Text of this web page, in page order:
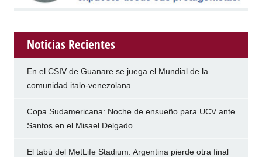
Noticias Recientes
En el CSIV de Guanare se juega el Mundial de la
comunidad italo-venezolana
Copa Sudamericana: Noche de ensueño para UCV ante
Santos en el Misael Delgado
El tabú del MetLife Stadium: Argentina pierde otra final